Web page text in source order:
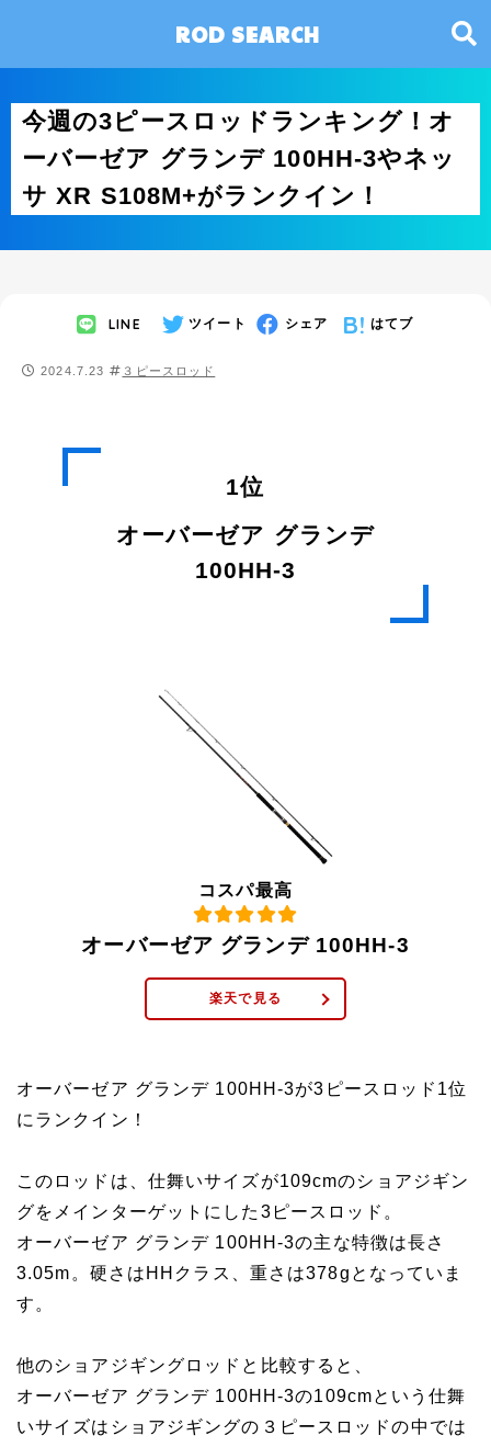
ROD SEARCH
今週の3ピースロッドランキング！オ
ーバーゼア グランデ 100HH-3やネッ
サ XR S108M+がランクイン！
LINE ツイート シェア はてブ
2024.7.23 ３ピースロッド
1位
オーバーゼア グランデ
100HH-3
コスパ最高
オーバーゼア グランデ 100HH-3
楽天で見る
オーバーゼア グランデ 100HH-3が3ピースロッド1位
にランクイン！
このロッドは、仕舞いサイズが109cmのショアジギン
グをメインターゲットにした3ピースロッド。
オーバーゼア グランデ 100HH-3の主な特徴は長さ
3.05m。硬さはHHクラス、重さは378gとなっていま
す。
他のショアジギングロッドと比較すると、
オーバーゼア グランデ 100HH-3の109cmという仕舞
いサイズはショアジギングの３ピースロッドの中では